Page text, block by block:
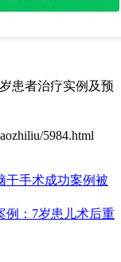
患者治疗实例及预
5984.html
干手术成功案例被
例：7岁患儿术后重